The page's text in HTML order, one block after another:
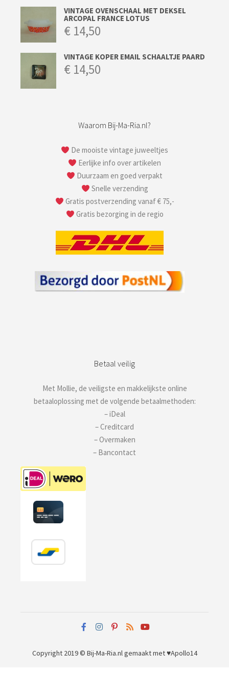
VINTAGE OVENSCHAAL MET DEKSEL
ARCOPAL FRANCE LOTUS
€ 14,50
VINTAGE KOPER EMAIL SCHAALTJE PAARD
€ 14,50
Waarom Bij-Ma-Ria.nl?
De mooiste vintage juweeltjes
Eerlijke info over artikelen
Duurzaam en goed verpakt
Snelle verzending
Gratis postverzending vanaf € 75,-
Gratis bezorging in de regio
Betaal veilig
Met Mollie, de veiligste en makkelijkste online
betaaloplossing met de volgende betaalmethoden:
– iDeal
– Creditcard
– Overmaken
– Bancontact
Copyright 2019 © Bij-Ma-Ria.nlgemaakt met ♥Apollo14